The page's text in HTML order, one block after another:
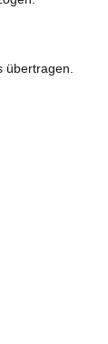
übertragen.